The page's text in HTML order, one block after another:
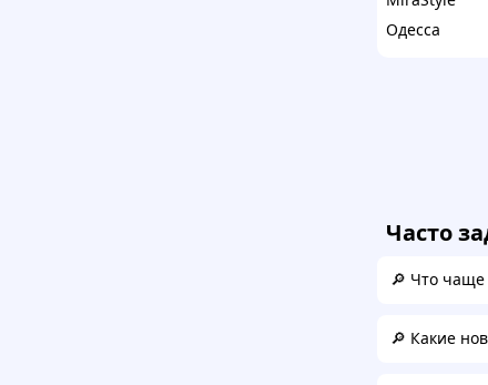
Одесса
Часто
🔎 Что чаще
🔎 Какие